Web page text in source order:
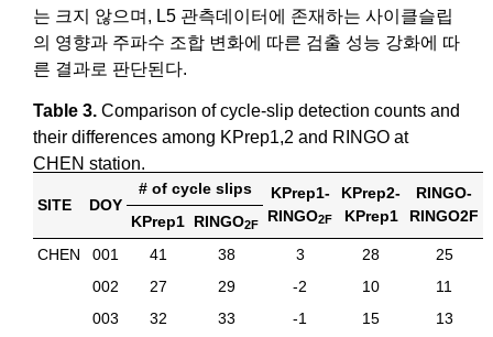
는 크지 않으며, L5 관측데이터에 존재하는 사이클슬립
의 영향과 주파수 조합 변화에 따른 검출 성능 강화에 따
른 결과로 판단된다.
Table 3. Comparison of cycle-slip detection counts and
their differences among KPrep1,2 and RINGO at
CHEN station.
SITE DOY
# of cycle slips
KPrep1-
RINGO2F
KPrep2-
KPrep1
RINGO-
RINGO2F
KPrep1 RINGO2F
CHEN 001 41 38 3 28
25
002
27 29 -2 10
11
003
32 33 -1 15
13